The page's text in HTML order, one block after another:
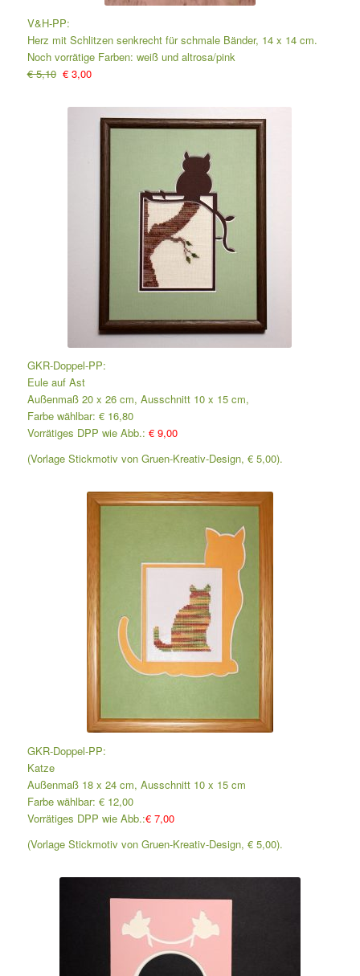
V&H-PP:
Herz mit Schlitzen senkrecht für schmale Bänder, 14 x 14 cm.
Noch vorrätige Farben: weiß und altrosa/pink
€ 5,10 € 3,00
GKR-Doppel-PP:
Eule auf Ast
Außenmaß 20 x 26 cm, Ausschnitt 10 x 15 cm,
Farbe wählbar: € 16,80
Vorrätiges DPP wie Abb.: € 9,00
(Vorlage Stickmotiv von Gruen-Kreativ-Design, € 5,00).
GKR-Doppel-PP:
Katze
Außenmaß 18 x 24 cm, Ausschnitt 10 x 15 cm
Farbe wählbar: € 12,00
Vorrätiges DPP wie Abb.:€ 7,00
(Vorlage Stickmotiv von Gruen-Kreativ-Design, € 5,00).